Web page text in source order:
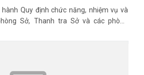
Quy định chức năng, nhiệm vụ và
Sở, Thanh tra Sở và các phòng